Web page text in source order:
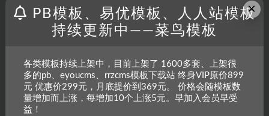
RRZCMS模板
(带手机版)
5 年前 25 19.9
×
PB模板、易优模板、人人站模板
持续更新中——菜鸟模板
各类模板持续上架中，目前上架了 1600多套、上架很
多的pb、eyoucms、rrzcms模板下载站 终身VIP原价899
元 优惠价299元，月底提价到369元。 价格会随模板数
量增加而上涨，每增加10个上涨5元。早加入会员早受
益！